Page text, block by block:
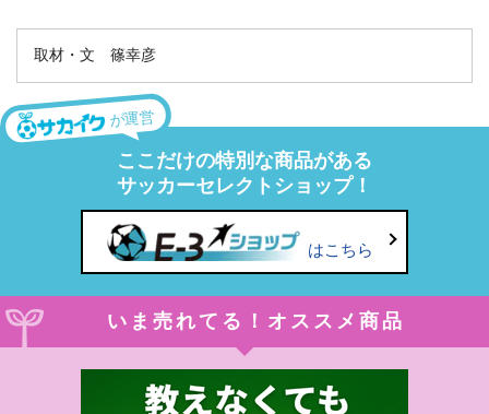
取材・文 篠幸彦
が運営
ここだけの特別な商品がある
サッカーセレクトショップ！
はこちら
いま売れてる！オススメ商品